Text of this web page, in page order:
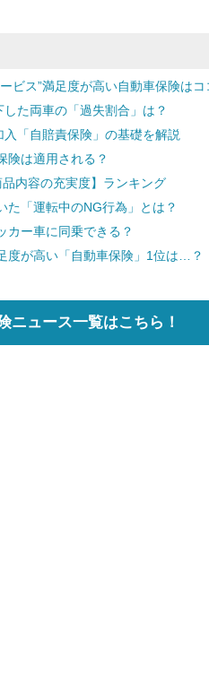
ス”満足度が高い自動車保険はコ
た両車の「過失割合」は？
「自賠責保険」の基礎を解説
は適用される？
内容の充実度】ランキング
「運転中のNG行為」とは？
ー車に同乗できる？
が高い「自動車保険」1位は…？
ニュース一覧はこちら！